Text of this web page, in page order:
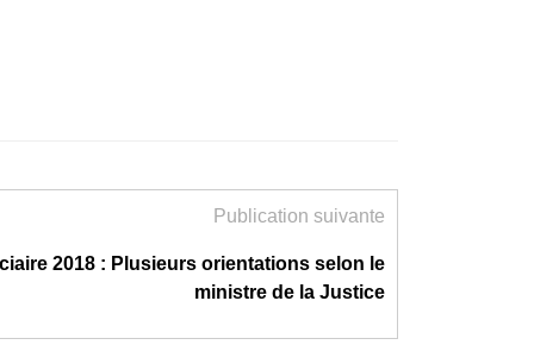
Publication suivante
2018 : Plusieurs orientations selon le
ministre de la Justice